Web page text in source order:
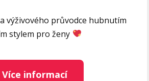
výživového průvodce hubnutím
stylem pro ženy
Více informací